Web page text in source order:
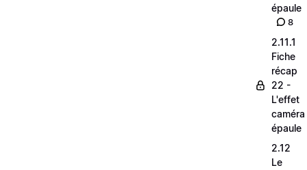
épaule
8
2.11.1
Fiche
récap
22 -
L'effet
caméra
épaule
2.12
Le